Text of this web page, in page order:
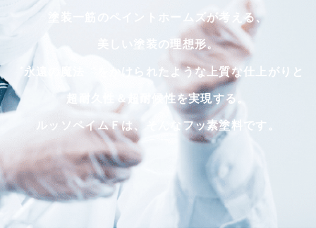
塗装一筋のペイントホームズが考える、
美しい塗装の理想形。
゛永遠の魔法゛をかけられたような上質な仕上がりと
超耐久性＆超耐候性を実現する。
ルッソペイムＦは、そんなフッ素塗料です。